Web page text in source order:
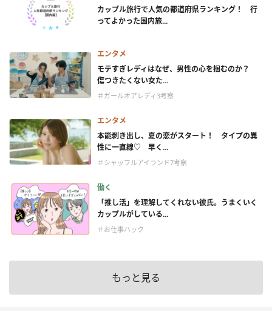
カップル旅行で人気の都道府県ランキング！ 行
ってよかった国内旅...
エンタメ
モテすぎレディはなぜ、男性の心を掴むのか？
傷つきたくない女た...
＃ガールオアレディ3考察
エンタメ
本能剥き出し、夏の恋がスタート！ タイプの異
性に一直線♡ 早く...
＃シャッフルアイランド7考察
働く
「推し活」を理解してくれない彼氏。うまくいく
カップルがしている...
＃お仕事ハック
もっと見る